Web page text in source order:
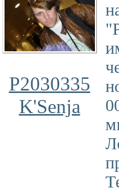
P2030335
K'Senja